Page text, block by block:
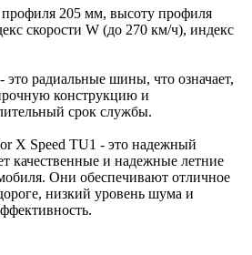
205 мм, высоту профиля
скорости W (до 270 км/ч), индекс
это радиальные шины, что означает,
конструкцию и
срок службы.
X Speed TU1 - это надежный
качественные и надежные летние
Они обеспечивают отличное
низкий уровень шума и